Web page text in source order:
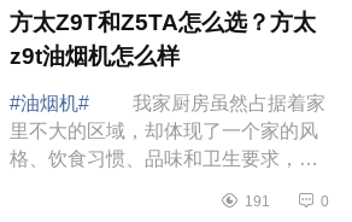
方太Z9T和Z5TA怎么选？方太
z9t油烟机怎么样
#油烟机#
我家厨房虽然占据着家
里不大的区域，却体现了一个家的风
格、饮食习惯、品味和卫生要求，选
式厨房也可以清爽不油腻，下面小编
191 0